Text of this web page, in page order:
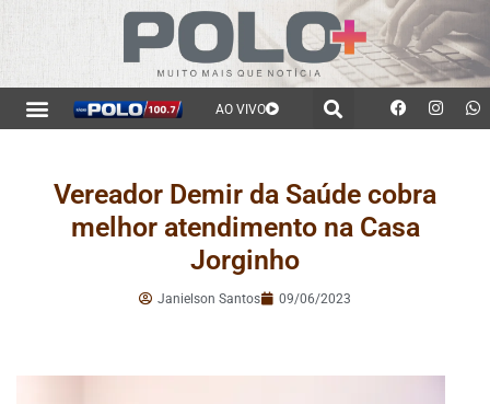
AO VIVO
Vereador Demir da Saúde cobra
melhor atendimento na Casa
Jorginho
Janielson Santos 09/06/2023